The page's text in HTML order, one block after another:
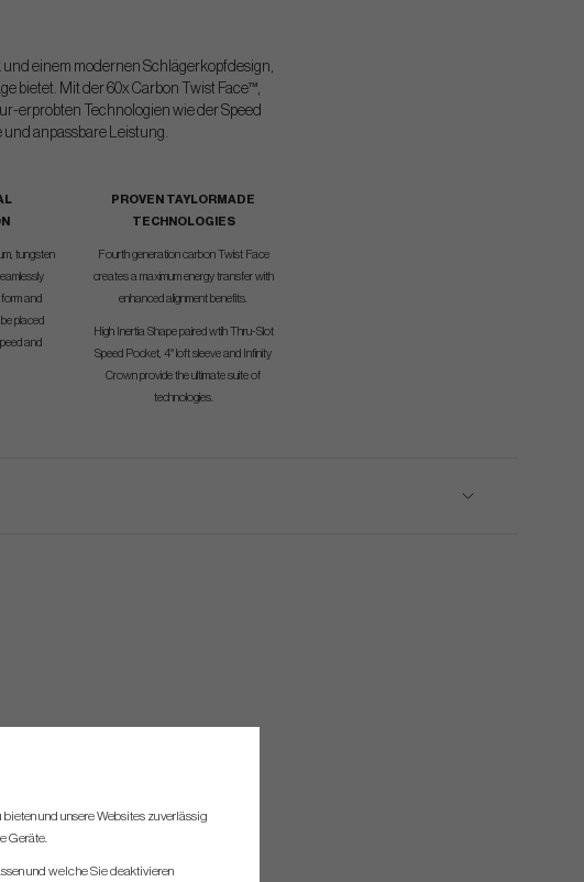
und einem modernen Schlägerkopfdesign,
bietet. Mit der 60x Carbon Twist Face™,
erprobten Technologien wie der Speed
anpassbare Leistung.
tungsten
and
placed
and
PROVEN TAYLORMADE
TECHNOLOGIES
Fourth generation carbon Twist Face
creates a maximum energy transfer with
enhanced alignment benefits.
High Inertia Shape paired wtih Thru-Slot
Speed Pocket, 4° loft sleeve and Infinity
Crown provide the ultimate suite of
technologies.
und unsere Websites zuverlässig
Geräte.
und welche Sie deaktivieren